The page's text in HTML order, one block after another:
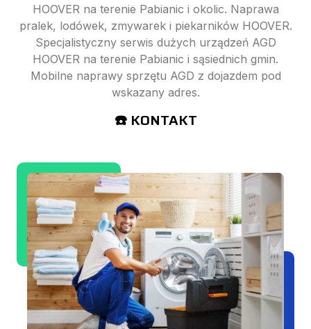
HOOVER na terenie Pabianic i okolic. Naprawa
pralek, lodówek, zmywarek i piekarników HOOVER.
Specjalistyczny serwis dużych urządzeń AGD
HOOVER na terenie Pabianic i sąsiednich gmin.
Mobilne naprawy sprzętu AGD z dojazdem pod
wskazany adres.
☎️ KONTAKT